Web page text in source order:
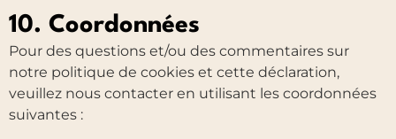
10. Coordonnées
Pour des questions et/ou des commentaires sur
notre politique de cookies et cette déclaration,
veuillez nous contacter en utilisant les coordonnées
suivantes :